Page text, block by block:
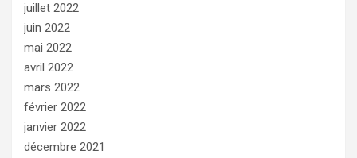
juillet 2022
juin 2022
mai 2022
avril 2022
mars 2022
février 2022
janvier 2022
décembre 2021